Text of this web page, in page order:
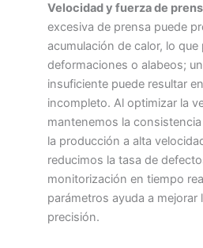
Velocidad y fuerza de
excesiva de prensa puede
acumulación de calor, lo que
deformaciones o alabeos;
insuficiente puede resultar
incompleto. Al optimizar la
mantenemos la
la producción a alta
reducimos la tasa de
monitorización en tiempo
parámetros ayuda a mejorar
precisión.